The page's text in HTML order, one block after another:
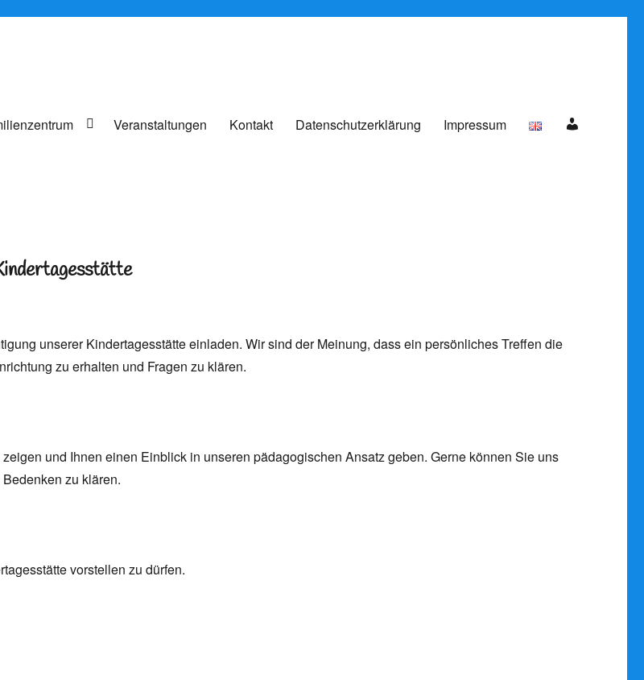
Veranstaltungen Kontakt Datenschutzerklärung Impressum
unserer Kindertagesstätte einladen. Wir sind der Meinung, dass ein persönliches Treffen die
zu erhalten und Fragen zu klären.
und Ihnen einen Einblick in unseren pädagogischen Ansatz geben. Gerne können Sie uns
zu klären.
vorstellen zu dürfen.